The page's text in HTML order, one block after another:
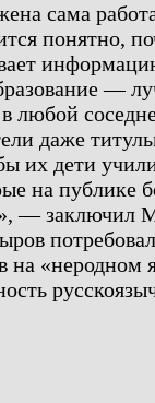
сама
понятно,
—
любой
даже
их дети
на публике
— заключил
на «неродном